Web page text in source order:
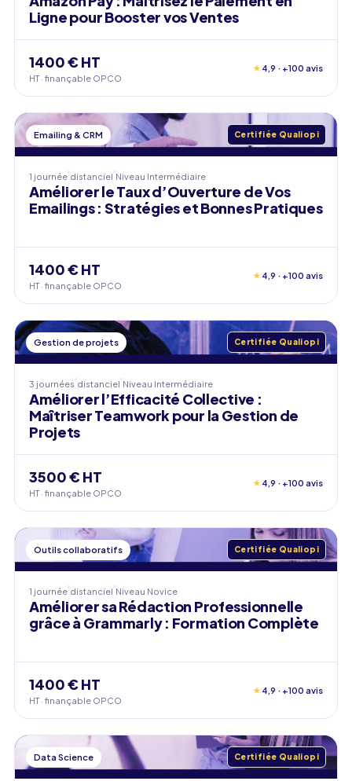
Ligne pour Booster vos Ventes
1400 € HT
HT · finançable OPCO
★ 4,9 · +100 avis
Emailing & CRM Certifiée Qualiopi
1 journée distanciel Niveau Intermédiaire
Améliorer le Taux d’Ouverture de Vos
Emailings : Stratégies et Bonnes Pratiques
1400 € HT
HT · finançable OPCO
★ 4,9 · +100 avis
Gestion de projets Certifiée Qualiopi
3 journées distanciel Niveau Intermédiaire
Améliorer l’Efficacité Collective :
Maîtriser Teamwork pour la Gestion de
Projets
3500 € HT
HT · finançable OPCO
★ 4,9 · +100 avis
Outils collaboratifs Certifiée Qualiopi
1 journée distanciel Niveau Novice
Améliorer sa Rédaction Professionnelle
grâce à Grammarly : Formation Complète
1400 € HT
HT · finançable OPCO
★ 4,9 · +100 avis
Data Science Certifiée Qualiopi